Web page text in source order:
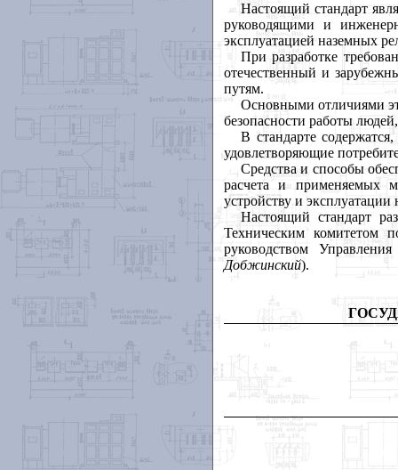
Настоящий стандарт
руководящими и
эксплуатацией наземных
При разработке
отечественный и
путям.
Основными отличиями
безопасности работы
В стандарте
удовлетворяющие
Средства и способы
расчета и применяемых
устройству и
Настоящий стандарт
Техническим комитетом
руководством
Добжинский).